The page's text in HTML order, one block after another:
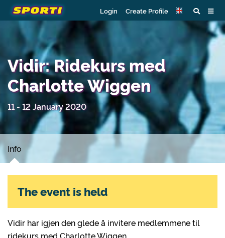
Login Create Profile
Vidir: Ridekurs med
Charlotte Wiggen
11 - 12 January 2020
Info
Vidir har igjen den glede å invitere medlemmene til
ridekurs med Charlotte Wiggen.
The event is held